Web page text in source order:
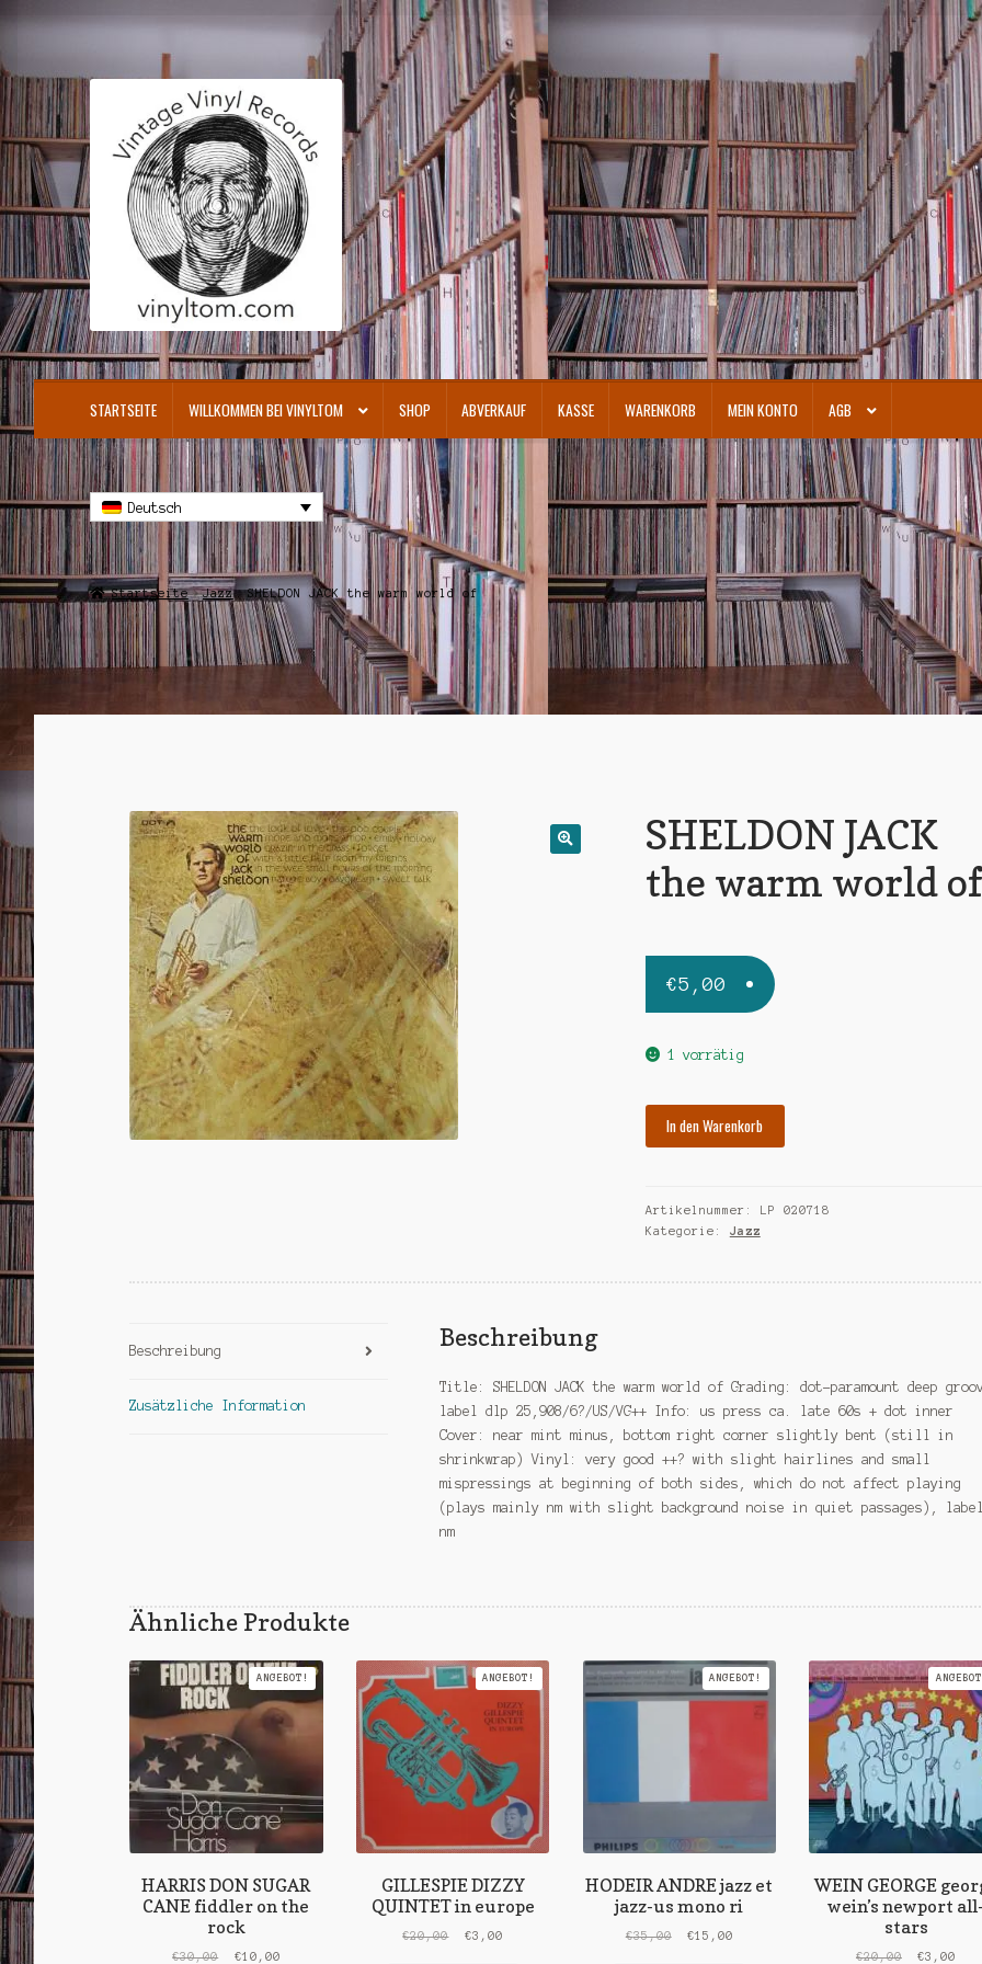
Zur
Navigation
springen
Zum
springen
STARTSEITE WILLKOMMEN BEI VINYLTOM SHOP ABVERKAUF KASSE WARENKORB MEIN KONTO AGB
Deutsch
Startseite Jazz SHELDON JACK the warm world of
SHELDON JACK
the warm world of
€5,00
1 vorrätig
world
of
In den Warenkorb
Artikelnummer:
LP 020718
Kategorie: Jazz
Beschreibung
Zusätzliche Information
Beschreibung
Title: SHELDON JACK the warm world of Grading: dot-paramount deep
label dlp 25,908/6?/US/VG++ Info: us press ca. late 60s + dot inner
Cover: near mint minus, bottom right corner slightly bent (still in
shrinkwrap) Vinyl: very good ++? with slight hairlines and small
mispressings at beginning of both sides, which do not affect playing
(plays mainly nm with slight background noise in quiet passages),
nm
Ähnliche Produkte
HARRIS DON SUGAR
CANE fiddler on the
rock
ANGEBOT!
€30,00
Ursprünglicher
€10,00Aktueller
GILLESPIE DIZZY
QUINTET in europe
ANGEBOT!
€20,00
Ursprünglicher
€3,00Aktueller
HODEIR ANDRE jazz et
jazz-us mono ri
ANGEBOT!
€35,00
Ursprünglicher
€15,00
WEIN GEORGE
wein’s newport all-
stars
€20,00 €3,00